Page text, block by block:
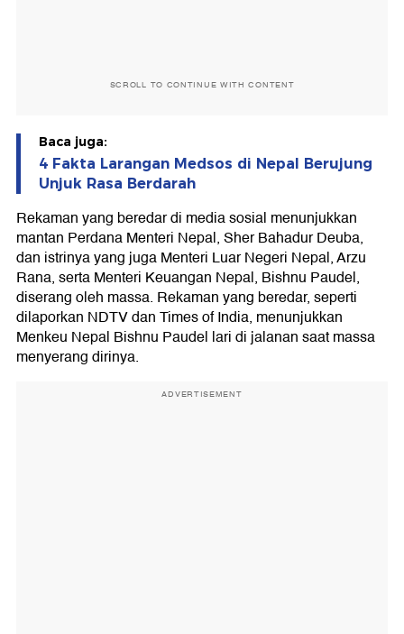
SCROLL TO CONTINUE WITH CONTENT
Baca juga:
4 Fakta Larangan Medsos di Nepal Berujung
Unjuk Rasa Berdarah
Rekaman yang beredar di media sosial menunjukkan
mantan Perdana Menteri Nepal, Sher Bahadur Deuba,
dan istrinya yang juga Menteri Luar Negeri Nepal, Arzu
Rana, serta Menteri Keuangan Nepal, Bishnu Paudel,
diserang oleh massa. Rekaman yang beredar, seperti
dilaporkan NDTV dan Times of India, menunjukkan
Menkeu Nepal Bishnu Paudel lari di jalanan saat massa
menyerang dirinya.
ADVERTISEMENT